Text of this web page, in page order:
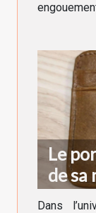
Le
de sa
Dans